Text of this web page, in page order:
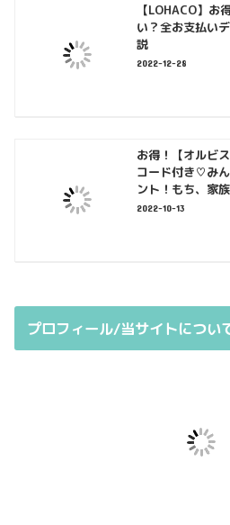
【LOHACO】
い？全お支払い
説
2022-12-28
お得！【オルビ
コード付き♡み
ント！もち、家
2022-10-13
プロフィール/当サイトについ